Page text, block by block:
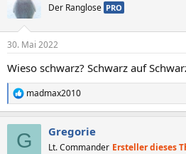
Der Ranglose PRO
30. Mai 2022
Wieso schwarz? Schwarz auf
R
e
madmax2010
G Gregorie
Lt. Commander Ersteller dieses